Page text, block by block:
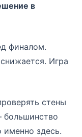
в
финалом.
Игра
стены
большинство
именно здесь.